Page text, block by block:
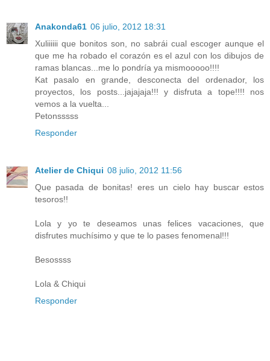
Anakonda61 06 julio, 2012 18:31
Xuliiiiii que bonitos son, no sabrái cual escoger aunque el
que me ha robado el corazón es el azul con los dibujos de
ramas blancas...me lo pondría ya mismooooo!!!!
Kat pasalo en grande, desconecta del ordenador, los
proyectos, los posts...jajajaja!!! y disfruta a tope!!!! nos
vemos a la vuelta...
Petonsssss
Responder
Atelier de Chiqui 08 julio, 2012 11:56
Que pasada de bonitas! eres un cielo hay buscar estos
tesoros!!
Lola y yo te deseamos unas felices vacaciones, que
disfrutes muchísimo y que te lo pases fenomenal!!!
Besossss
Lola & Chiqui
Responder